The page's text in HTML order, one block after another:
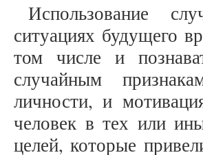
Использование
ситуациях будущего
том числе и
случайным
личности, и
человек в тех или
целей, которые